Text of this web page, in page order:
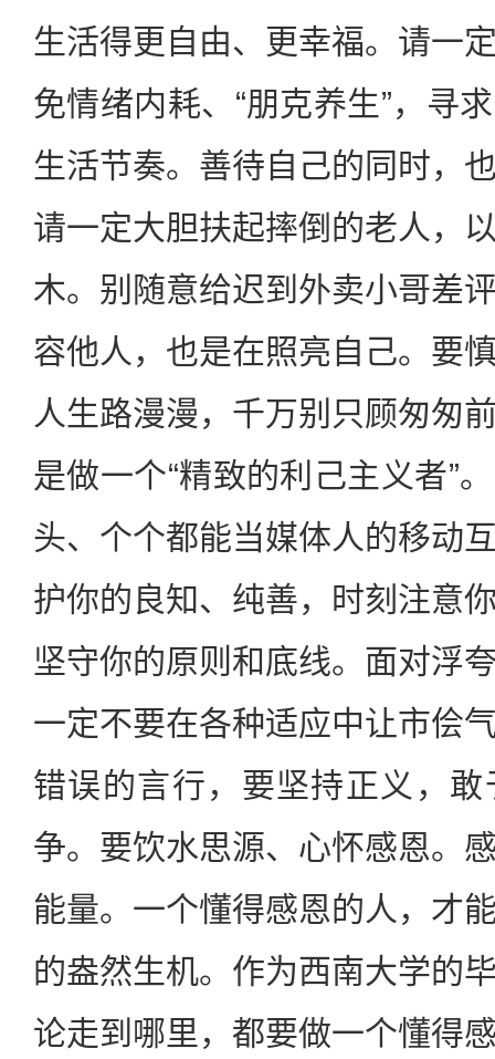
生活得更自由、更幸福。请一
免情绪内耗、“朋克养生”，寻
生活节奏。善待自己的同时，
请一定大胆扶起摔倒的老人，
木。别随意给迟到外卖小哥差
容他人，也是在照亮自己。要
人生路漫漫，千万别只顾匆匆
是做一个“精致的利己主义者”
头、个个都能当媒体人的移动
护你的良知、纯善，时刻注意
坚守你的原则和底线。面对浮
一定不要在各种适应中让市侩
错误的言行，要坚持正义，
争。要饮水思源、心怀感恩。
能量。一个懂得感恩的人，才
的盎然生机。作为西南大学的
论走到哪里，都要做一个懂得